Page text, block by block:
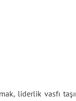
liderlik vasfı